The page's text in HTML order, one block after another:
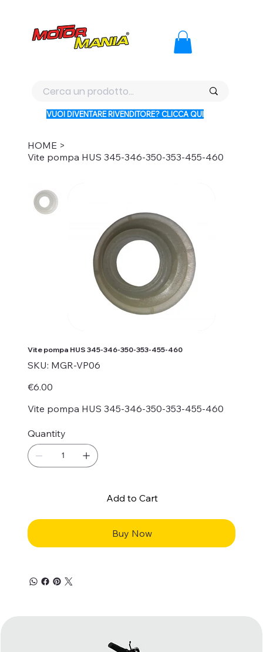
VUOI DIVENTARE RIVENDITORE? CLICCA QUI
HOME >
Vite pompa HUS 345-346-350-353-455-460
Vite pompa HUS 345-346-350-353-455-460
SKU: SKU
MGR-
MGR-VP06
Price
€6.00
Vite pompa HUS 345-346-350-353-455-460
Quantity
Add to Cart
Buy Now